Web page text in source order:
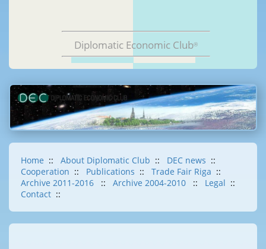
Diplomatic Economic Club®
Home :: About Diplomatic Club :: DEC news ::
Cooperation :: Publications :: Trade Fair Riga ::
Archive 2011-2016
:: Archive 2004-2010 :: Legal ::
Contact ::